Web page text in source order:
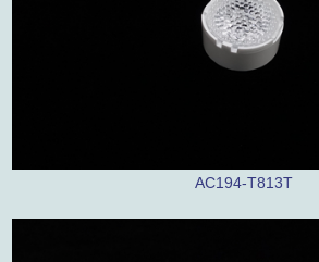
AC194-T813T